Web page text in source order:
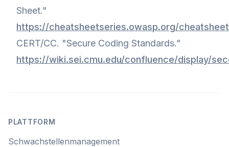
Sheet."
https://cheatsheetseries.owasp.org/
CERT/CC. "Secure Coding Standards."
https://wiki.sei.cmu.edu/confluence/display/
PLATTFORM
Schwachstellenmanagement